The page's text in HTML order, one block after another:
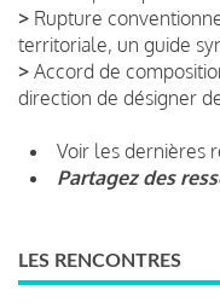
> Rupture
territoriale, un guide
> Accord de
direction de désigner
Voir les dernières
Partagez des
LES RENCONTRES